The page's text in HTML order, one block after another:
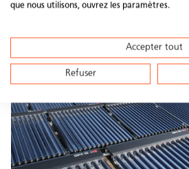
que nous utilisons, ouvrez les paramètres.
Accepter tout
Refuser